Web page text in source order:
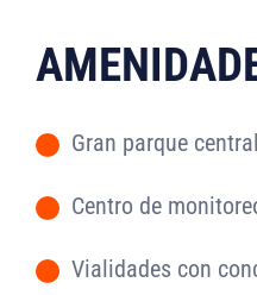
- Gran parque
- Centro de
- Vialidades con